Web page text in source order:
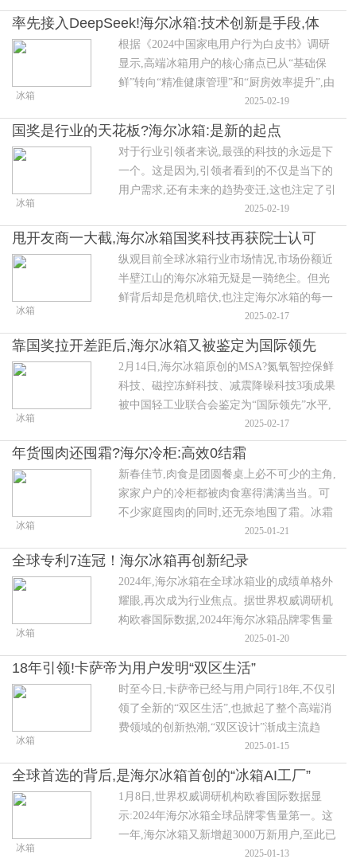
率先接入DeepSeek!海尔冰箱:技术创新是手段,体
验升级才是目的
根据《2024中国家电用户行为白皮书》调研
显示,高端冰箱用户的核心痛点已从“基础保
鲜”转向“精准健康管理”和“厨房效率提升”,由
此带来的是用户对冰箱智能化功能的新期待,
主要集中在解决食材浪费(35%)、健康饮食规
划(28%)和家电联动(22%)三大问题上。
冰箱 2025-02-19
国奖是行业的天花板?海尔冰箱:是新的起点
对于行业引领者来说,最强的科技的永远是下
一个。这是因为,引领者看到的不仅是当下的
用户需求,还有未来的趋势变迁,这也注定了引
领者的宿命只能是持续突破。
冰箱 2025-02-19
甩开友商一大截,海尔冰箱国奖科技再获院士认可
纵观目前全球冰箱行业市场情况,市场份额近
半壁江山的海尔冰箱无疑是一骑绝尘。但光
鲜背后却是危机暗伏,也注定海尔冰箱的每一
步都将比别人走的更艰难。行业友商们尚且
可以模仿海尔冰箱;而海尔冰箱作为行业领头
羊却只能“不进则退”,唯有通过更多的研发投
入创新体验获得更多用户认可。
冰箱 2025-02-17
靠国奖拉开差距后,海尔冰箱又被鉴定为国际领先
2月14日,海尔冰箱原创的MSA?氮氧智控保鲜
科技、磁控冻鲜科技、减震降噪科技3项成果
被中国轻工业联合会鉴定为“国际领先”水平,
继国奖之后再次迈出关键性一步。
冰箱 2025-02-17
年货囤肉还囤霜?海尔冷柜:高效0结霜
新春佳节,肉食是团圆餐桌上必不可少的主角,
家家户户的冷柜都被肉食塞得满满当当。可
不少家庭囤肉的同时,还无奈地囤了霜。冰霜
挤占着囤鲜空间,“中间一堆肉,四周一圈霜”成
了冷柜的标配。
冰箱 2025-01-21
全球专利7连冠！海尔冰箱再创新纪录
2024年,海尔冰箱在全球冰箱业的成绩单格外
耀眼,再次成为行业焦点。据世界权威调研机
构欧睿国际数据,2024年海尔冰箱品牌零售量
全球第一。而这也是其连续17年蝉联冠军,累
计服务全球超4亿家庭。
冰箱 2025-01-20
18年引领!卡萨帝为用户发明“双区生活”
时至今日,卡萨帝已经与用户同行18年,不仅引
领了全新的“双区生活”,也掀起了整个高端消
费领域的创新热潮,“双区设计”渐成主流趋
冰箱 2025-01-15
全球首选的背后,是海尔冰箱首创的“冰箱AI工厂”
1月8日,世界权威调研机构欧睿国际数据显
示:2024年海尔冰箱全球品牌零售量第一。这
一年,海尔冰箱又新增超3000万新用户,至此已
累计服务了全球超4亿家庭。尤为值得关注的
冰箱 2025-01-13